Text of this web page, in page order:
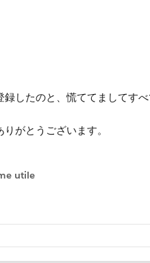
したのと、慌ててましてす
がとうございます。​
utile